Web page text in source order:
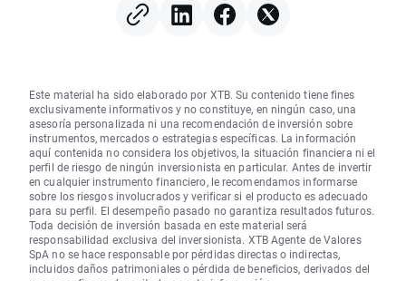
Este material ha sido elaborado por XTB. Su contenido tiene fines
exclusivamente informativos y no constituye, en ningún caso, una
asesoría personalizada ni una recomendación de inversión sobre
instrumentos, mercados o estrategias específicas. La información
aquí contenida no considera los objetivos, la situación financiera ni el
perfil de riesgo de ningún inversionista en particular. Antes de invertir
en cualquier instrumento financiero, le recomendamos informarse
sobre los riesgos involucrados y verificar si el producto es adecuado
para su perfil. El desempeño pasado no garantiza resultados futuros.
Toda decisión de inversión basada en este material será
responsabilidad exclusiva del inversionista. XTB Agente de Valores
SpA no se hace responsable por pérdidas directas o indirectas,
incluidos daños patrimoniales o pérdida de beneficios, derivados del